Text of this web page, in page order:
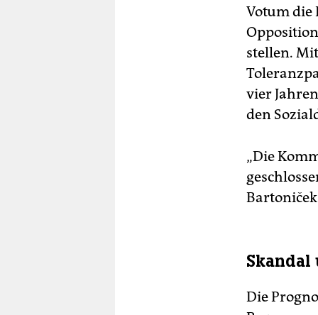
Votum die
stellen.
vier
den
„Die
Skandal
Die